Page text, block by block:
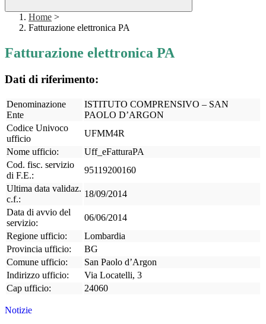
Home >
Fatturazione elettronica PA
Fatturazione elettronica PA
Dati di riferimento:
Denominazione
Ente
ISTITUTO COMPRENSIVO – SAN
PAOLO D’ARGON
Codice Univoco
ufficio
UFMM4R
Nome ufficio:
Uff_eFatturaPA
Cod. fisc. servizio
di F.E.:
95119200160
Ultima data validaz.
c.f.:
18/09/2014
Data di avvio del
servizio:
06/06/2014
Regione ufficio:
Lombardia
Provincia ufficio:
BG
Comune ufficio:
San Paolo d’Argon
Indirizzo ufficio:
Via Locatelli, 3
Cap ufficio:
24060
Notizie